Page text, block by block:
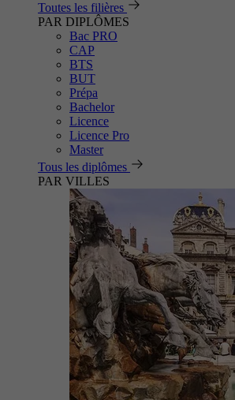
Toutes les filières
PAR DIPLÔMES
Bac PRO
CAP
BTS
BUT
Prépa
Bachelor
Licence
Licence Pro
Master
Tous les diplômes
PAR VILLES